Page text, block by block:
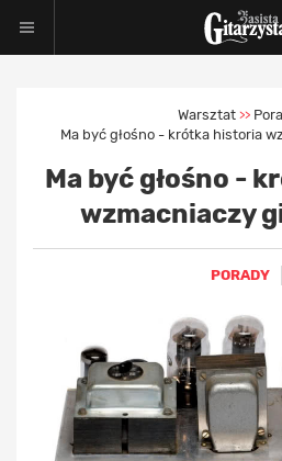
Warsztat >>
Ma być głośno - krótka historia
Ma być głośno -
wzmacniaczy
PORADY